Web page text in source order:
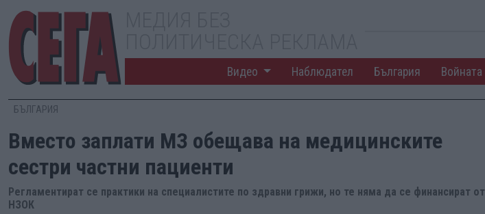
Видео Наблюдател България Войната
БЪЛГАРИЯ
Вместо заплати МЗ обещава на медицинските
сестри частни пациенти
Регламентират се практики на специалистите по здравни грижи, но те няма да се финансират от
НЗОК